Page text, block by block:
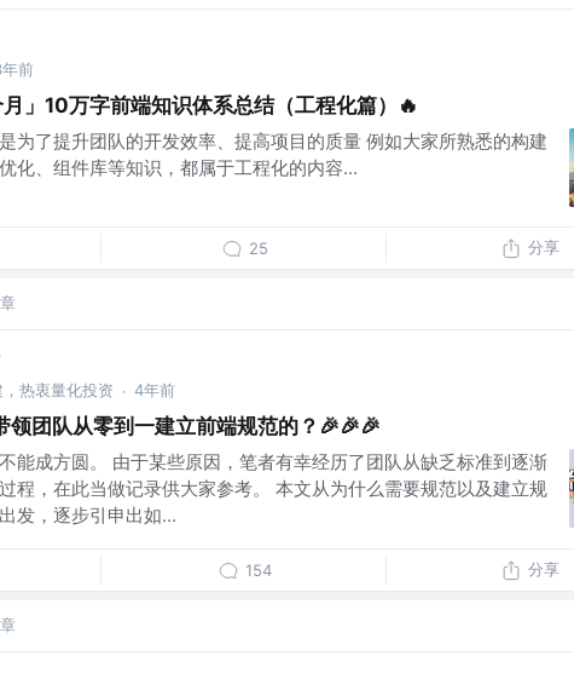
前
月」10万字前端知识体系总结（工程化篇）🔥
为了提升团队的开发效率、提高项目的质量 例如大家所熟悉的构建
化、组件库等知识，都属于工程化的内容...
25 分享
热衷量化投资 · 4年前
领团队从零到一建立前端规范的？🎉🎉🎉
能成方圆。 由于某些原因，笔者有幸经历了团队从缺乏标准到逐渐
程，在此当做记录供大家参考。 本文从为什么需要规范以及建立规
发，逐步引申出如...
154 分享